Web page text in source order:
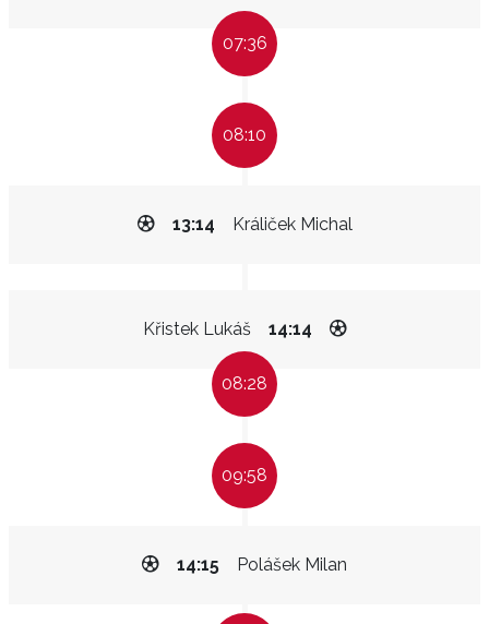
07:36
08:10
Králiček Michal
13:14
Křistek Lukáš 14:14
08:28
09:58
Polášek Milan
14:15